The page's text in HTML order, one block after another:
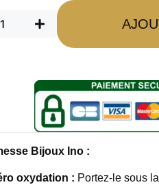
Bijoux Ino :
oxydation : Portez-le sous